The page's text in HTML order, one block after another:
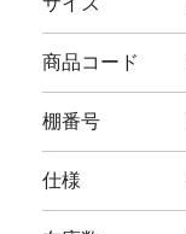
商品コード
棚番号
仕様